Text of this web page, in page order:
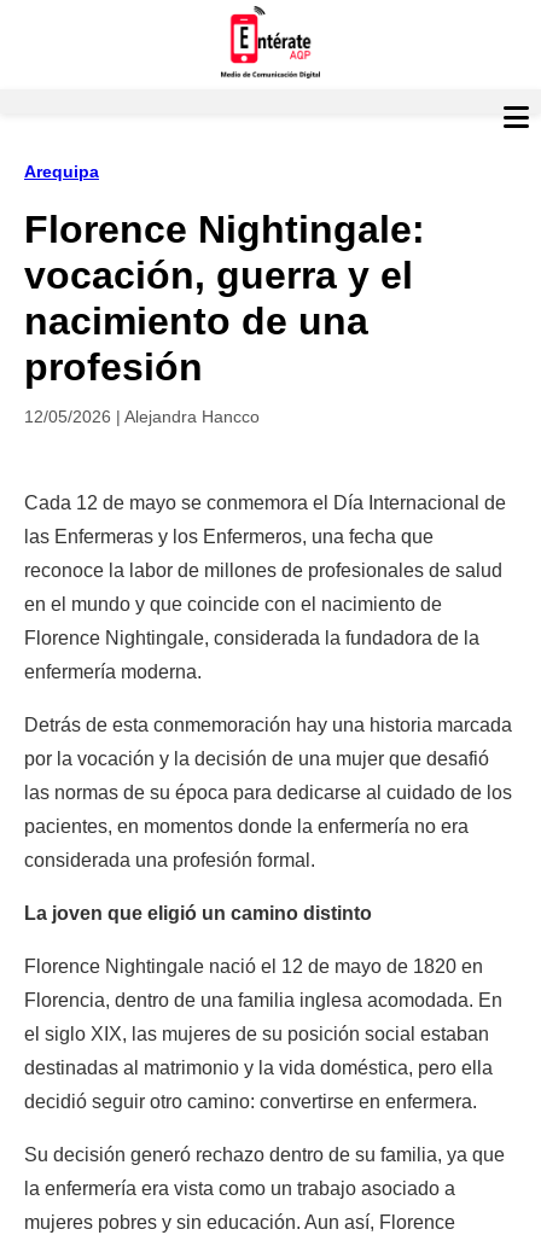
Arequipa
Florence Nightingale:
vocación, guerra y el
nacimiento de una
profesión
12/05/2026 | Alejandra Hancco
Cada 12 de mayo se conmemora el Día Internacional de
las Enfermeras y los Enfermeros, una fecha que
reconoce la labor de millones de profesionales de salud
en el mundo y que coincide con el nacimiento de
Florence Nightingale, considerada la fundadora de la
enfermería moderna.
Detrás de esta conmemoración hay una historia marcada
por la vocación y la decisión de una mujer que desafió
las normas de su época para dedicarse al cuidado de los
pacientes, en momentos donde la enfermería no era
considerada una profesión formal.
La joven que eligió un camino distinto
Florence Nightingale nació el 12 de mayo de 1820 en
Florencia, dentro de una familia inglesa acomodada. En
el siglo XIX, las mujeres de su posición social estaban
destinadas al matrimonio y la vida doméstica, pero ella
decidió seguir otro camino: convertirse en enfermera.
Su decisión generó rechazo dentro de su familia, ya que
la enfermería era vista como un trabajo asociado a
mujeres pobres y sin educación. Aun así, Florence